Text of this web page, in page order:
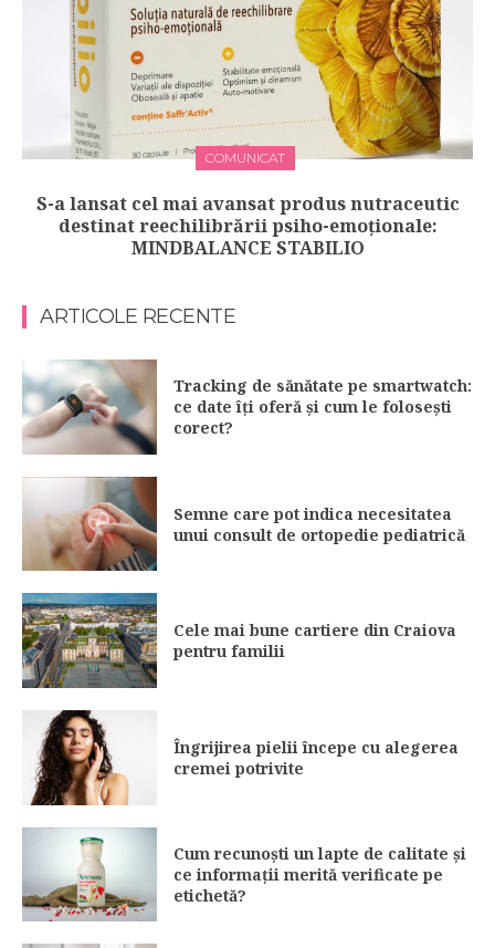
COMUNICAT
S-a lansat cel mai avansat produs nutraceutic
destinat reechilibrării psiho-emoționale:
MINDBALANCE STABILIO
ARTICOLE RECENTE
Tracking de sănătate pe smartwatch:
ce date îți oferă și cum le folosești
corect?
Semne care pot indica necesitatea
unui consult de ortopedie pediatrică
Cele mai bune cartiere din Craiova
pentru familii
Îngrijirea pielii începe cu alegerea
cremei potrivite
Cum recunoști un lapte de calitate și
ce informații merită verificate pe
etichetă?